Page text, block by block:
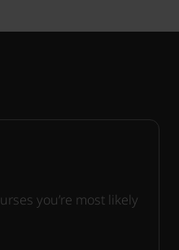
you’re most likely